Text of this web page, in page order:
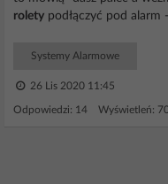
rolety podłączyć pod alarm
Systemy Alarmowe
26 Lis 2020 11:45
Odpowiedzi: 14 Wyświetleń: